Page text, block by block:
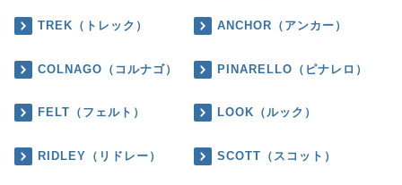
TREK（トレック） ANCHOR（アンカー）
COLNAGO（コルナゴ） PINARELLO（ピナレロ）
FELT（フェルト） LOOK（ルック）
RIDLEY（リドレー） SCOTT（スコット）